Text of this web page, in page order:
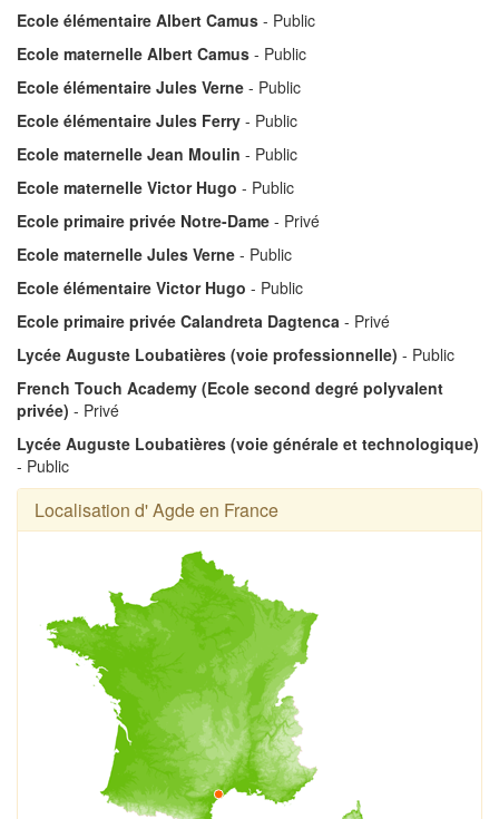
Ecole élémentaire Albert Camus - Public
Ecole maternelle Albert Camus - Public
Ecole élémentaire Jules Verne - Public
Ecole élémentaire Jules Ferry - Public
Ecole maternelle Jean Moulin - Public
Ecole maternelle Victor Hugo - Public
Ecole primaire privée Notre-Dame - Privé
Ecole maternelle Jules Verne - Public
Ecole élémentaire Victor Hugo - Public
Ecole primaire privée Calandreta Dagtenca - Privé
Lycée Auguste Loubatières (voie professionnelle) - Public
French Touch Academy (Ecole second degré polyvalent
privée) - Privé
Lycée Auguste Loubatières (voie générale et technologique)
- Public
Localisation d' Agde en France